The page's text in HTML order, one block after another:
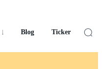
Blog Ticker